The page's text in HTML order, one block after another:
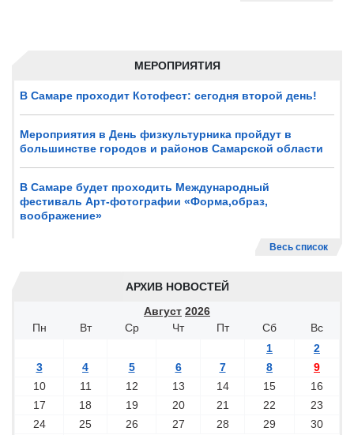
МЕРОПРИЯТИЯ
В Самаре проходит Котофест: сегодня второй день!
Мероприятия в День физкультурника пройдут в
большинстве городов и районов Самарской области
В Самаре будет проходить Международный
фестиваль Арт-фотографии «Форма,образ,
воображение»
Весь список
АРХИВ НОВОСТЕЙ
Август 2026
Пн
Вт Ср Чт Пт Сб
Вс
1
2
3
4 5 6 7 8
9
10
11 12 13 14 15
16
17
18 19 20 21 22
23
24
25 26 27 28 29 30